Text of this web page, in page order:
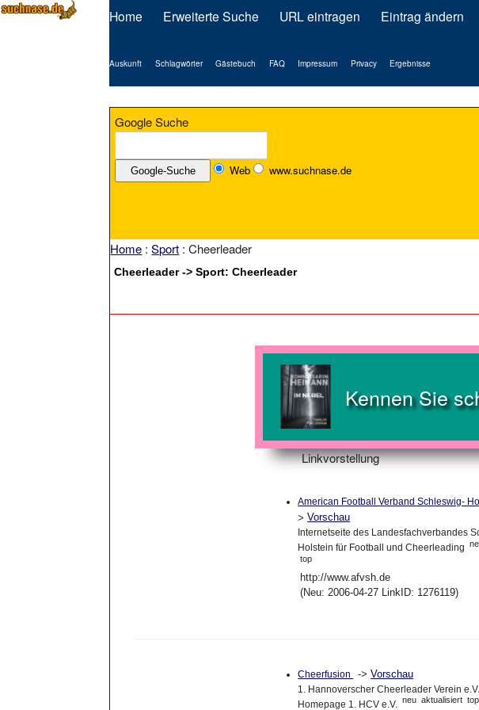
Home Erweiterte Suche URL eintragen Eintrag ändern
Auskunft Schlagwörter Gästebuch FAQ Impressum Privacy Ergebnisse
Google Suche
Web www.suchnase.de
Home :Sport : Cheerleader
Cheerleader -> Sport: Cheerleader
Kennen Sie
Linkvorstellung
American Football Verband Schleswig-
>Vorschau
Internetseite des Landesfachverbandes
Holstein für Football und Cheerleading
top
http://www.afvsh.de
(Neu: 2006-04-27 LinkID: 1276119)
Cheerfusion ->Vorschau
1. Hannoverscher Cheerleader Verein
Homepage 1. HCV e.V. neu aktualisiert top